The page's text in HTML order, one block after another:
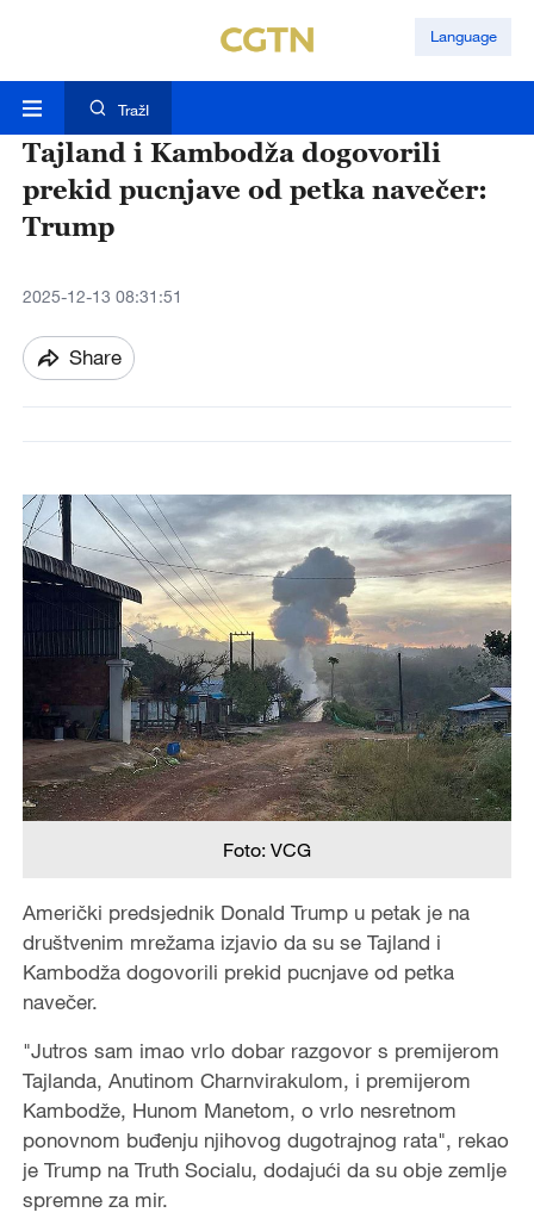
Language
TražI
Tajland i Kambodža dogovorili
prekid pucnjave od petka navečer:
Trump
2025-12-13 08:31:51
Share
Foto: VCG
Američki predsjednik Donald Trump u petak je na
društvenim mrežama izjavio da su se Tajland i
Kambodža dogovorili prekid pucnjave od petka
navečer.
"Jutros sam imao vrlo dobar razgovor s premijerom
Tajlanda, Anutinom Charnvirakulom, i premijerom
Kambodže, Hunom Manetom, o vrlo nesretnom
ponovnom buđenju njihovog dugotrajnog rata", rekao
je Trump na Truth Socialu, dodajući da su obje zemlje
spremne za mir.